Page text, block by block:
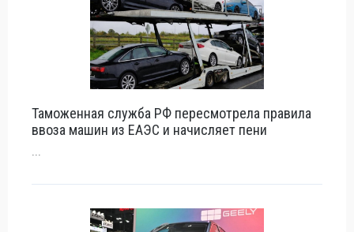
Таможенная служба РФ пересмотрела правила
ввоза машин из ЕАЭС и начисляет пени